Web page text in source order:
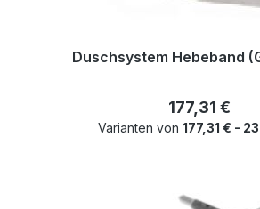
Duschsystem Hebeband
Regulärer
177,31 €
Varianten von 177,31 € -